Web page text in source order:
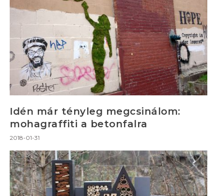
Idén már tényleg megcsinálom:
mohagraffiti a betonfalra
2018-01-31